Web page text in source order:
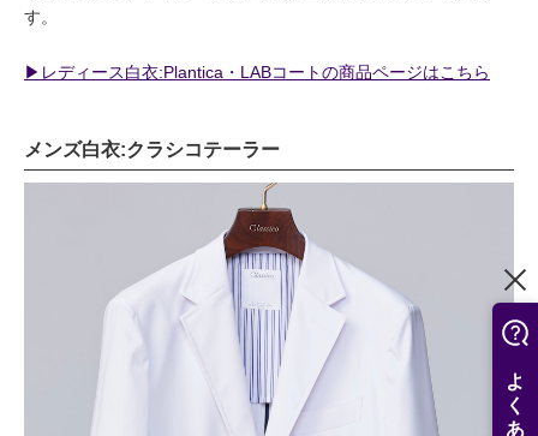
す。
▶︎レディース白衣:Plantica・LABコートの商品ページはこちら
メンズ白衣:クラシコテーラー